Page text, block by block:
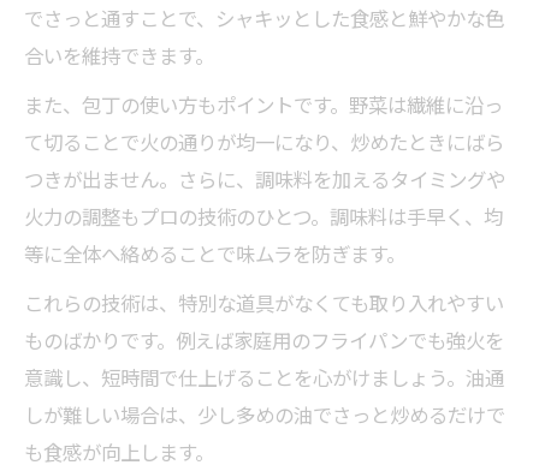
肉なし中華野菜炒めで味に深みをプラスす
る方法
人気の肉なし中華レシピで健康的な食卓を
実現
野菜だけで作る中華炒めのボリューム感を
出す工夫
プロ直伝！オイスターソース活用術
中華野菜炒めに合うオイスターソースの使
い方
プロ直伝！中華炒めの旨味を引き出すコツ
オイスターソースで深い味わいの中華野菜
炒め
でさっと通すことで、シャキッとした食感と鮮やかな色
合いを維持できます。
また、包丁の使い方もポイントです。野菜は繊維に沿っ
て切ることで火の通りが均一になり、炒めたときにばら
つきが出ません。さらに、調味料を加えるタイミングや
火力の調整もプロの技術のひとつ。調味料は手早く、均
等に全体へ絡めることで味ムラを防ぎます。
これらの技術は、特別な道具がなくても取り入れやすい
ものばかりです。例えば家庭用のフライパンでも強火を
意識し、短時間で仕上げることを心がけましょう。油通
しが難しい場合は、少し多めの油でさっと炒めるだけで
も食感が向上します。